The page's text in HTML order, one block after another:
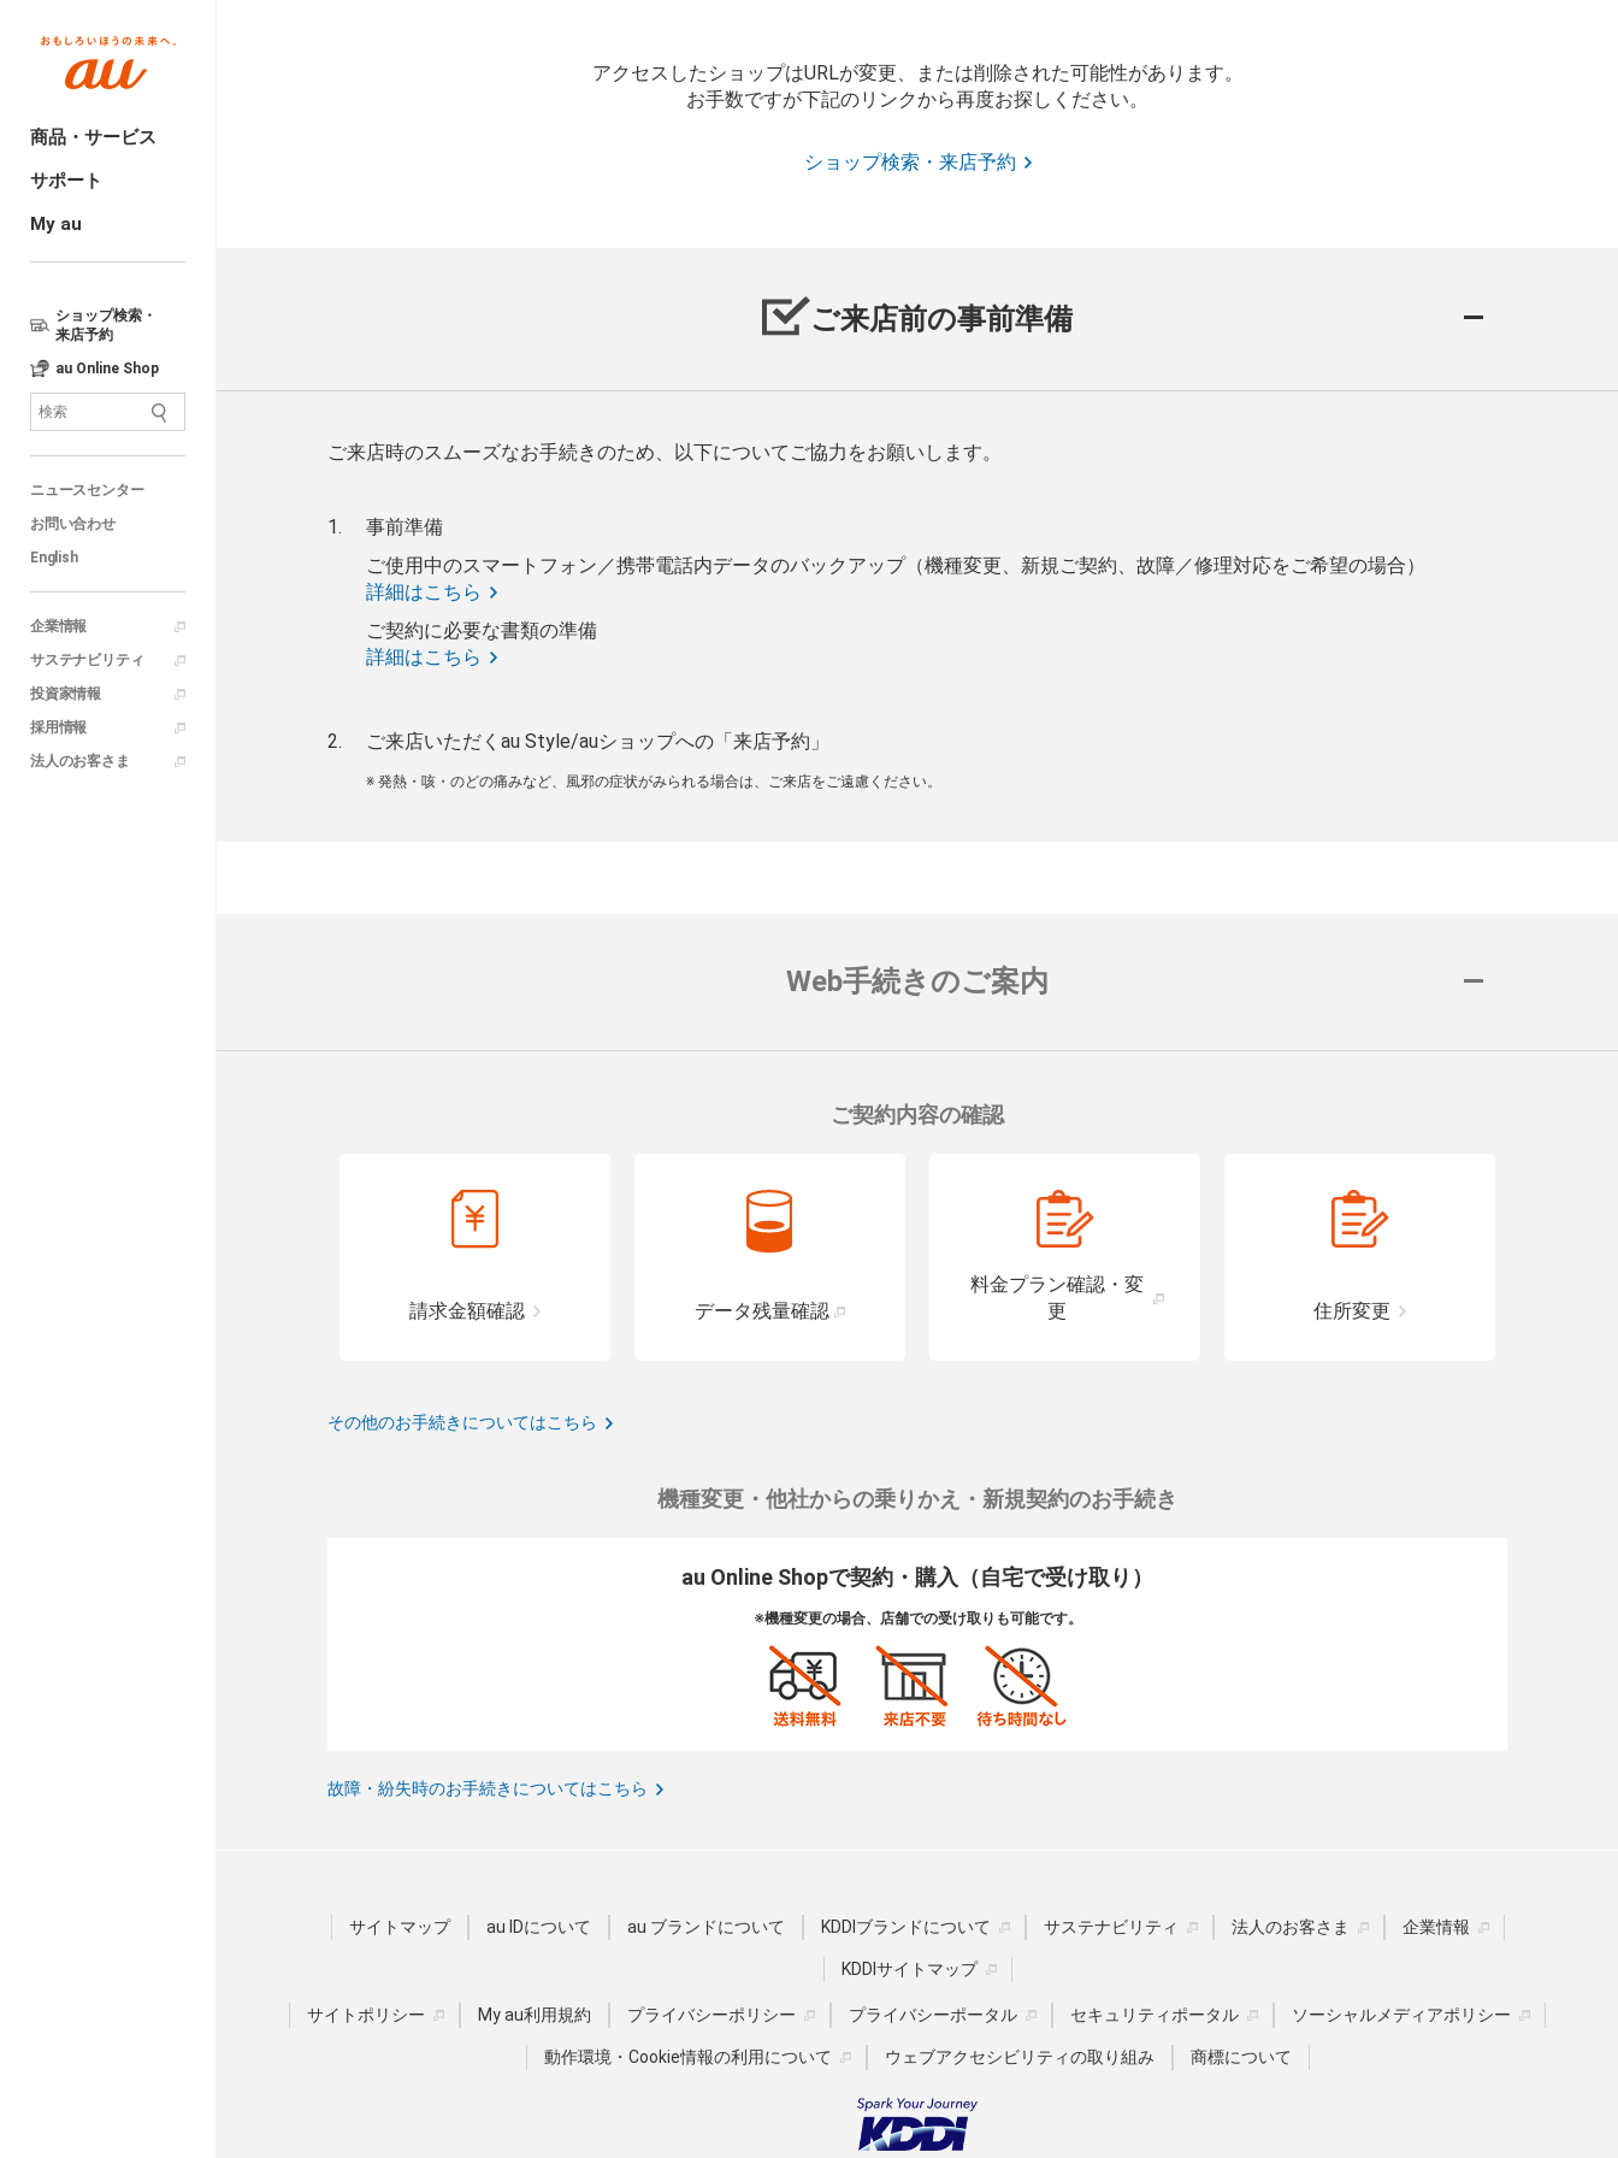
商品・サービス
サポート
My au
ショップ検索・
来店予約
au Online Shop
ニュースセンター
お問い合わせ
English
企業情報
サステナビリティ
投資家情報
採用情報
法人のお客さま
アクセスしたショップはURLが変更、または削除された可能性があります。
お手数ですが下記のリンクから再度お探しください。
ショップ検索・来店予約
ご来店前の事前準備
ご来店時のスムーズなお手続きのため、以下についてご協力をお願いします。
事前準備
ご使用中のスマートフォン／携帯電話内データのバックアップ（機種変更、新規ご契約、故障／修理対応をご希望の場合）
詳細はこちら
ご契約に必要な書類の準備
詳細はこちら
ご来店いただくau Style/auショップへの「来店予約」
※ 発熱・咳・のどの痛みなど、風邪の症状がみられる場合は、ご来店をご遠慮ください。
Web手続きのご案内
ご契約内容の確認
請求金額確認 データ残量確認
料金プラン確認・変
更
住所変更
その他のお手続きについてはこちら
機種変更・他社からの乗りかえ・新規契約のお手続き
au Online Shopで契約・購入（自宅で受け取り）
※機種変更の場合、店舗での受け取りも可能です。
故障・紛失時のお手続きについてはこちら
サイトマップ au IDについて au ブランドについて KDDIブランドについて サステナビリティ 法人のお客さま 企業情報
KDDIサイトマップ
サイトポリシー My au利用規約 プライバシーポリシー プライバシーポータル セキュリティポータル ソーシャルメディアポリシー
動作環境・Cookie情報の利用について ウェブアクセシビリティの取り組み 商標について